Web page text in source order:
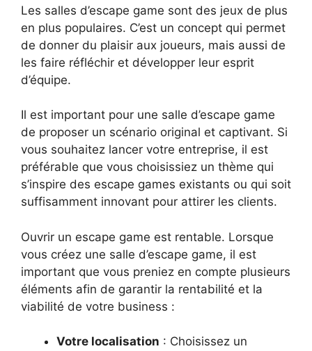
Les salles d’escape game sont des jeux de plus
en plus populaires. C’est un concept qui permet
de donner du plaisir aux joueurs, mais aussi de
les faire réfléchir et développer leur esprit
d’équipe.
Il est important pour une salle d’escape game
de proposer un scénario original et captivant. Si
vous souhaitez lancer votre entreprise, il est
préférable que vous choisissiez un thème qui
s’inspire des escape games existants ou qui soit
suffisamment innovant pour attirer les clients.
Ouvrir un escape game est rentable. Lorsque
vous créez une salle d’escape game, il est
important que vous preniez en compte plusieurs
éléments afin de garantir la rentabilité et la
viabilité de votre business :
Votre localisation : Choisissez un